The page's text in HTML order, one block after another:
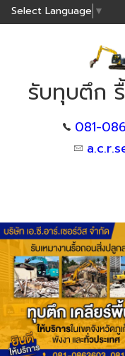
Select Language ▼
รับทุบตึก
081-